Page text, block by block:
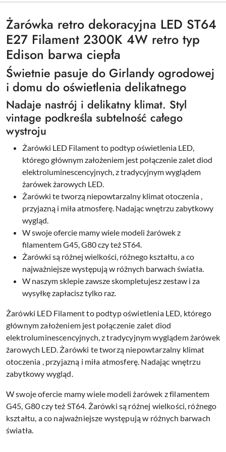
Żarówka retro dekoracyjna LED ST64
E27 Filament 2300K 4W retro typ
Edison barwa ciepła
Świetnie pasuje do Girlandy ogrodowej
i domu do oświetlenia delikatnego
Nadaje nastrój i delikatny klimat. Styl
vintage podkreśla subtelność całego
wystroju
Żarówki LED Filament to podtyp oświetlenia LED,
którego głównym założeniem jest połączenie zalet diod
elektroluminescencyjnych, z tradycyjnym wyglądem
żarówek żarowych LED.
Żarówki te tworzą niepowtarzalny klimat otoczenia ,
przyjazną i miła atmosferę. Nadając wnętrzu zabytkowy
wygląd.
W swoje ofercie mamy wiele modeli żarówek z
filamentem G45, G80 czy też ST64.
Żarówki są różnej wielkości, różnego kształtu, a co
najważniejsze występują w różnych barwach światła.
W naszym sklepie zawsze skompletujesz zestaw i za
wysyłkę zapłacisz tylko raz.
Żarówki LED Filament to podtyp oświetlenia LED, którego
głównym założeniem jest połączenie zalet diod
elektroluminescencyjnych, z tradycyjnym wyglądem żarówek
żarowych LED. Żarówki te tworzą niepowtarzalny klimat
otoczenia , przyjazną i miła atmosferę. Nadając wnętrzu
zabytkowy wygląd.
W swoje ofercie mamy wiele modeli żarówek z filamentem
G45, G80 czy też ST64. Żarówki są różnej wielkości, różnego
kształtu, a co najważniejsze występują w różnych barwach
światła.